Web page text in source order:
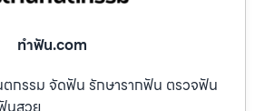
ทําฟัน.com
กรรม จัดฟัน รักษารากฟัน ตรวจฟัน